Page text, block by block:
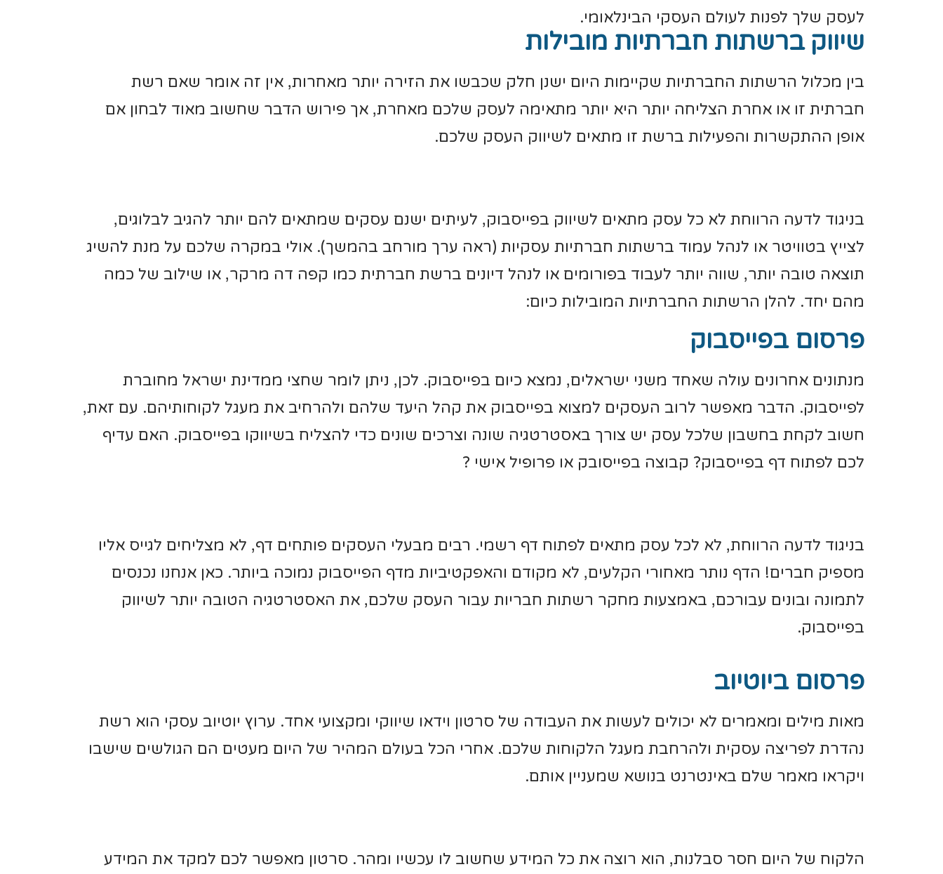
לעסק שלך לפנות לעולם העסקי הבינלאומי.
שיווק ברשתות חברתיות מובילות
בין מכלול הרשתות החברתיות שקיימות היום ישנן חלק שכבשו את הזירה יותר מאחרות, אין זה אומר שאם רשת
חברתית זו או אחרת הצליחה יותר היא יותר מתאימה לעסק שלכם מאחרת, אך פירוש הדבר שחשוב מאוד לבחון אם
אופן ההתקשרות והפעילות ברשת זו מתאים לשיווק העסק שלכם.
בניגוד לדעה הרווחת לא כל עסק מתאים לשיווק בפייסבוק, לעיתים ישנם עסקים שמתאים להם יותר להגיב לבלוגים,
לצייץ בטוויטר או לנהל עמוד ברשתות חברתיות עסקיות (ראה ערך מורחב בהמשך). אולי במקרה שלכם על מנת להשיג
תוצאה טובה יותר, שווה יותר לעבוד בפורומים או לנהל דיונים ברשת חברתית כמו קפה דה מרקר, או שילוב של כמה
מהם יחד. להלן הרשתות החברתיות המובילות כיום:
פרסום בפייסבוק
מנתונים אחרונים עולה שאחד משני ישראלים, נמצא כיום בפייסבוק. לכן, ניתן לומר שחצי ממדינת ישראל מחוברת
לפייסבוק. הדבר מאפשר לרוב העסקים למצוא בפייסבוק את קהל היעד שלהם ולהרחיב את מעגל לקוחותיהם. עם זאת,
חשוב לקחת בחשבון שלכל עסק יש צורך באסטרטגיה שונה וצרכים שונים כדי להצליח בשיווקו בפייסבוק. האם עדיף
לכם לפתוח דף בפייסבוק? קבוצה בפייסובק או פרופיל אישי ?
בניגוד לדעה הרווחת, לא לכל עסק מתאים לפתוח דף רשמי. רבים מבעלי העסקים פותחים דף, לא מצליחים לגייס אליו
מספיק חברים! הדף נותר מאחורי הקלעים, לא מקודם והאפקטיביות מדף הפייסבוק נמוכה ביותר. כאן אנחנו נכנסים
לתמונה ובונים עבורכם, באמצעות מחקר רשתות חבריות עבור העסק שלכם, את האסטרטגיה הטובה יותר לשיווק
בפייסבוק.
פרסום ביוטיוב
מאות מילים ומאמרים לא יכולים לעשות את העבודה של סרטון וידאו שיווקי ומקצועי אחד. ערוץ יוטיוב עסקי הוא רשת
נהדרת לפריצה עסקית ולהרחבת מעגל הלקוחות שלכם. אחרי הכל בעולם המהיר של היום מעטים הם הגולשים שישבו
ויקראו מאמר שלם באינטרנט בנושא שמעניין אותם.
הלקוח של היום חסר סבלנות, הוא רוצה את כל המידע שחשוב לו עכשיו ומהר. סרטון מאפשר לכם למקד את המידע